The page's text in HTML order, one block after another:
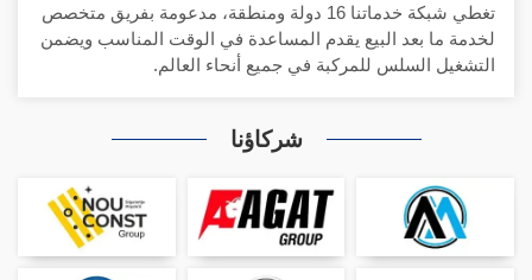
تغطي شبكة خدماتنا 16 دولة ومنطقة، مدعومة بفريق متخصص
لخدمة ما بعد البيع يقدم المساعدة في الوقت المناسب ويضمن
التشغيل السلس للمركبة في جميع أنحاء العالم.
شركاؤنا